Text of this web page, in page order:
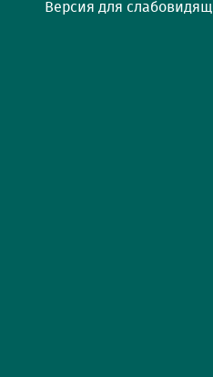
Версия для